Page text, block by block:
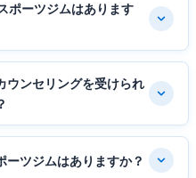
ポーツジムはあります
ウンセリングを受けられ
ーツジムはありますか？